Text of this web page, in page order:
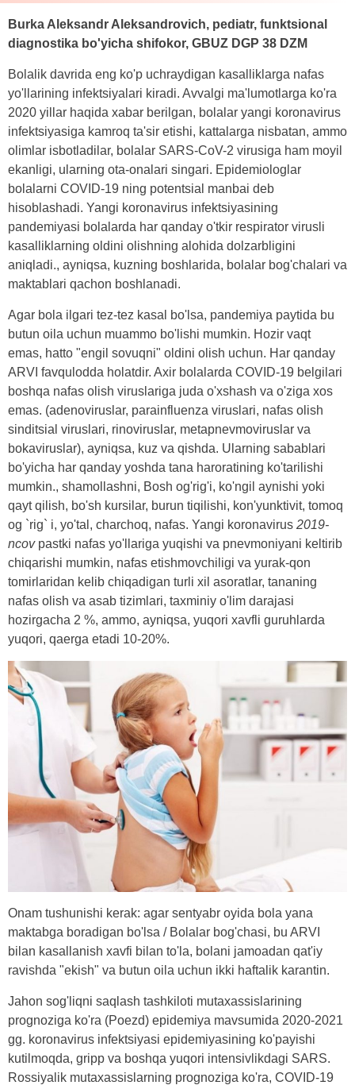
Burka Aleksandr Aleksandrovich, pediatr, funktsional
diagnostika bo'yicha shifokor, GBUZ DGP 38 DZM
Bolalik davrida eng ko'p uchraydigan kasalliklarga nafas
yo'llarining infektsiyalari kiradi. Avvalgi ma'lumotlarga ko'ra
2020 yillar haqida xabar berilgan, bolalar yangi koronavirus
infektsiyasiga kamroq ta'sir etishi, kattalarga nisbatan, ammo
olimlar isbotladilar, bolalar SARS-CoV-2 virusiga ham moyil
ekanligi, ularning ota-onalari singari. Epidemiologlar
bolalarni COVID-19 ning potentsial manbai deb
hisoblashadi. Yangi koronavirus infektsiyasining
pandemiyasi bolalarda har qanday o'tkir respirator virusli
kasalliklarning oldini olishning alohida dolzarbligini
aniqladi., ayniqsa, kuzning boshlarida, bolalar bog'chalari va
maktablari qachon boshlanadi.
Agar bola ilgari tez-tez kasal bo'lsa, pandemiya paytida bu
butun oila uchun muammo bo'lishi mumkin. Hozir vaqt
emas, hatto "engil sovuqni" oldini olish uchun. Har qanday
ARVI favqulodda holatdir. Axir bolalarda COVID-19 belgilari
boshqa nafas olish viruslariga juda o'xshash va o'ziga xos
emas. (adenoviruslar, parainfluenza viruslari, nafas olish
sinditsial viruslari, rinoviruslar, metapnevmoviruslar va
bokaviruslar), ayniqsa, kuz va qishda. Ularning sabablari
bo'yicha har qanday yoshda tana haroratining ko'tarilishi
mumkin., shamollashni, Bosh og'rig'i, ko'ngil aynishi yoki
qayt qilish, bo'sh kursilar, burun tiqilishi, kon'yunktivit, tomoq
og `rig` i, yo'tal, charchoq, nafas. Yangi koronavirus 2019-
ncovpastki nafas yo'llariga yuqishi va pnevmoniyani keltirib
chiqarishi mumkin, nafas etishmovchiligi va yurak-qon
tomirlaridan kelib chiqadigan turli xil asoratlar, tananing
nafas olish va asab tizimlari, taxminiy o'lim darajasi
hozirgacha 2 %, ammo, ayniqsa, yuqori xavfli guruhlarda
yuqori, qaerga etadi 10-20%.
Onam tushunishi kerak: agar sentyabr oyida bola yana
maktabga boradigan bo'lsa / Bolalar bog'chasi, bu ARVI
bilan kasallanish xavfi bilan to'la, bolani jamoadan qat'iy
ravishda "ekish" va butun oila uchun ikki haftalik karantin.
Jahon sog'liqni saqlash tashkiloti mutaxassislarining
prognoziga ko'ra (Poezd) epidemiya mavsumida 2020-2021
gg. koronavirus infektsiyasi epidemiyasining ko'payishi
kutilmoqda, gripp va boshqa yuqori intensivlikdagi SARS.
Rossiyalik mutaxassislarning prognoziga ko'ra, COVID-19